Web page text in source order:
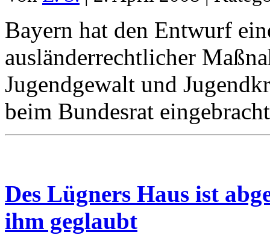
Bayern hat den Entwurf
ausländerrechtlicher
Jugendgewalt und
beim Bundesrat
Des Lügners Haus ist
ihm geglaubt